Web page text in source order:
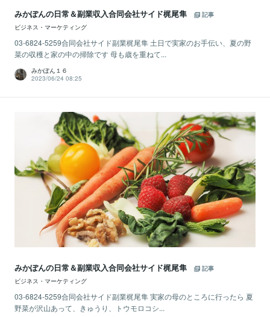
みかぽんの日常＆副業収入合同会社サイド梶尾隼
記事
ビジネス・マーケティング
03-6824-5259合同会社サイド副業梶尾隼 土日で実家のお手伝い、夏の野
菜の収穫と家の中の掃除です 母も歳を重ねて...
みかぽん１６
2023/06/24 08:25
みかぽんの日常＆副業収入合同会社サイド梶尾隼
記事
ビジネス・マーケティング
03-6824-5259合同会社サイド副業梶尾隼 実家の母のところに行ったら 夏
野菜が沢山あって、きゅうり、トウモロコシ...